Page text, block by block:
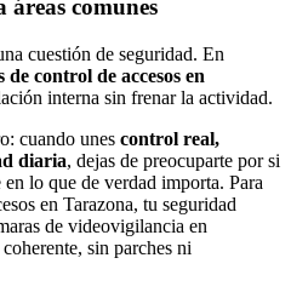
comunes
cuestión de seguridad. En
de control de accesos en
interna sin frenar la actividad.
cuando unes control real,
diaria, dejas de preocuparte por si
lo que de verdad importa. Para
en Tarazona, tu seguridad
de videovigilancia en
sin parches ni